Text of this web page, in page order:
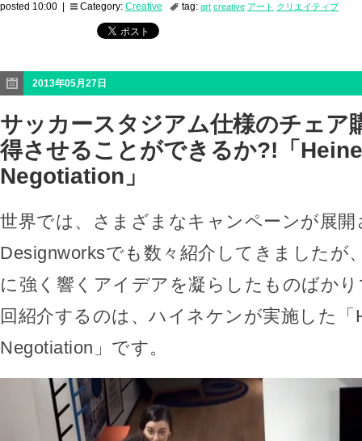
posted 10:00 | Category: Creative tag: art creative アート クリエイティブ
2013年05月27日
サッカースタジアム仕様のチェア
得させることができるか?!「
Negotiation」
世界では、さまざまなキャンペーンが展
Designworksでも数々紹介してきましたが
に強く響くアイデアを凝らしたものばか
回紹介するのは、ハイネケンが実施した「
Negotiation」です。